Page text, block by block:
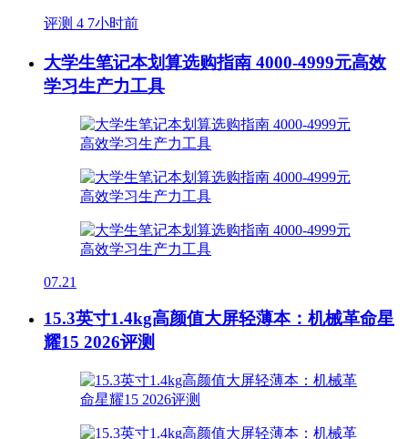
评测 4 7小时前
大学生笔记本划算选购指南 4000-4999元高效
学习生产力工具
07.21
15.3英寸1.4kg高颜值大屏轻薄本：机械革命星
耀15 2026评测